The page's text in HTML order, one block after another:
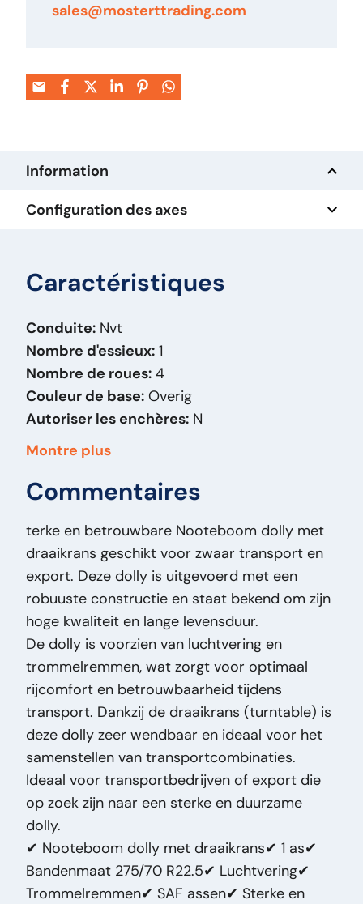
sales@mosterttrading.com
Information
Configuration des axes
Caractéristiques
Conduite: Nvt
Nombre d'essieux: 1
Nombre de roues: 4
Couleur de base: Overig
Autoriser les enchères: N
Année de fabrication:
Carburant:
Carrosserie:Dolly
Freiné:J
Largeur de bande de roulement:275
Masse (kg):1.800
Marque:Nooteboom
Modèle original:275/80 R22.5
Type de prix:VastePrijs
État général:Bon
État optique: Bon
État technique:Bon
Titre:Nooteboom 275/80 R22.5 Nooteboom
275/70 R22.5 Dolly met Draaikrans – 1 As –
Luchtvering – Goede staat – Export PM2811
Ajout:Nooteboom 275/70 R22.5 Dolly met
Draaikrans – 1 As – Luchtvering – Goede
staat – Export
Type:275/80 R22.5
Puissance du moteur ch:0
Montre plus
Commentaires
terke en betrouwbare Nooteboom dolly met
draaikrans geschikt voor zwaar transport en
export. Deze dolly is uitgevoerd met een
robuuste constructie en staat bekend om zijn
hoge kwaliteit en lange levensduur.
De dolly is voorzien van luchtvering en
trommelremmen, wat zorgt voor optimaal
rijcomfort en betrouwbaarheid tijdens
transport. Dankzij de draaikrans (turntable) is
deze dolly zeer wendbaar en ideaal voor het
samenstellen van transportcombinaties.
Ideaal voor transportbedrijven of export die
op zoek zijn naar een sterke en duurzame
dolly.
✔ Nooteboom dolly met draaikrans✔ 1 as✔
Bandenmaat 275/70 R22.5✔ Luchtvering✔
Trommelremmen✔ SAF assen✔ Sterke en